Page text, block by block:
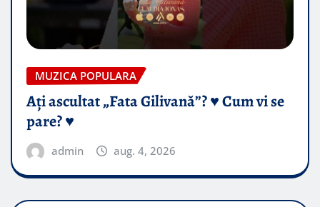
MUZICA POPULARA
Ați ascultat „Fata Gilivană”? ♥️ Cum vi se
pare? ♥️
admin aug. 4, 2026